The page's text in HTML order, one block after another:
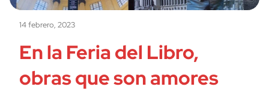
14 febrero, 2023
En la Feria del Libro,
obras que son amores